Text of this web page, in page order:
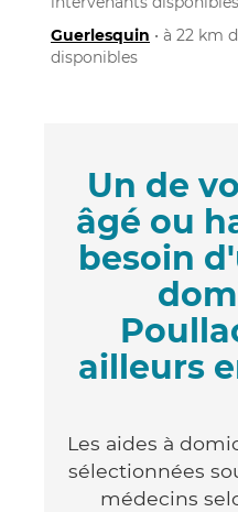
Guerlesquin • à 22 km
disponibles
Un de
âgé ou
besoin
ailleurs
Les aides à
sélectionnées
médecins